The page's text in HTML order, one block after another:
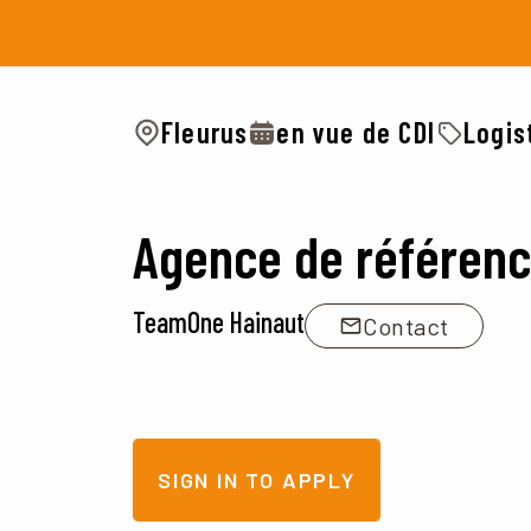
Fleurus en vue de CDI
Agence de
TeamOne Hainaut Contact
SIGN IN TO APPLY